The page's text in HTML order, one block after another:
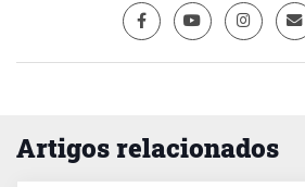
Artigos relacionados